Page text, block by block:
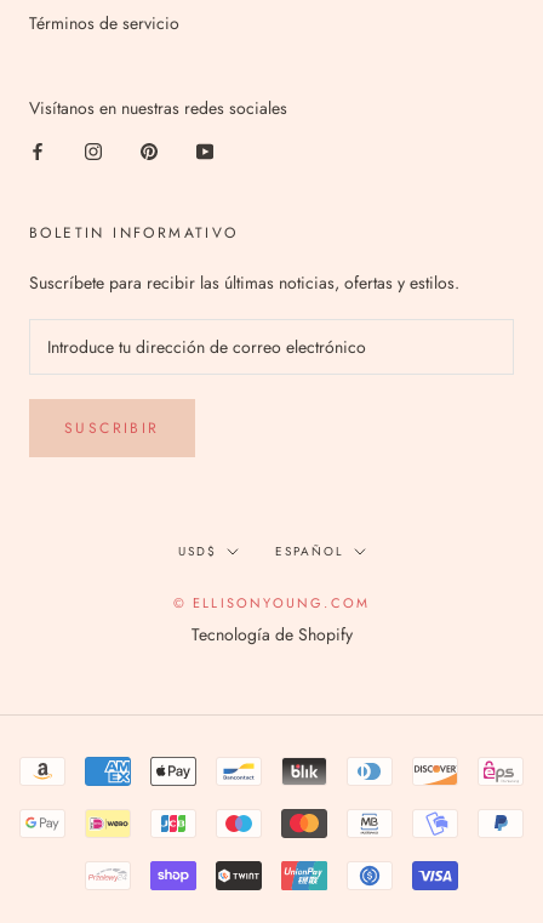
Términos de servicio
Visítanos en nuestras redes sociales
BOLETIN INFORMATIVO
Suscríbete para recibir las últimas noticias, ofertas y estilos.
SUSCRIBIR
Divisa
USD$ Idioma
ESPAÑOL
© ELLISONYOUNG.COM
Tecnología de Shopify